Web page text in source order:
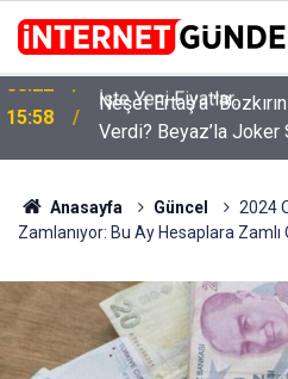
15:58
Neşet Ertaş’a
Verdi? Beyaz’la Joker
Edildi
Anasayfa Güncel
2024
Zamlanıyor: Bu Ay Hesaplara Zamlı